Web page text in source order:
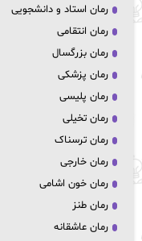
رمان استاد و دانشجویی
رمان انتقامی
رمان بزرگسال
رمان پزشکی
رمان پلیسی
رمان تخیلی
رمان ترسناک
رمان خارجی
رمان خون اشامی
رمان طنز
رمان عاشقانه